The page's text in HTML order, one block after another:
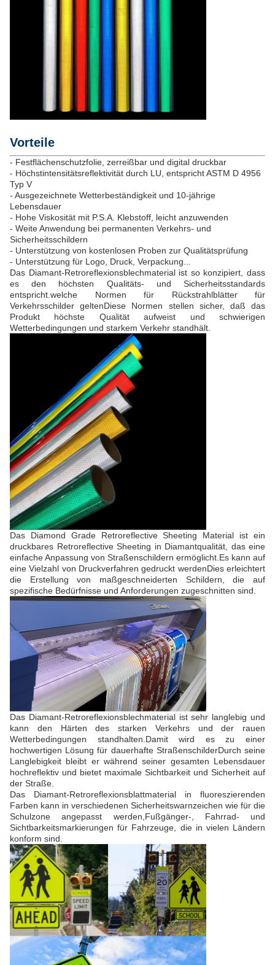
Vorteile
- Festflächenschutzfolie, zerreißbar und digital druckbar
- Höchstintensitätsreflektivität durch LU, entspricht ASTM D 4956
Typ V
- Ausgezeichnete Wetterbeständigkeit und 10-jährige
Lebensdauer
- Hohe Viskosität mit P.S.A. Klebstoff, leicht anzuwenden
- Weite Anwendung bei permanenten Verkehrs- und
Sicherheitsschildern
- Unterstützung von kostenlosen Proben zur Qualitätsprüfung
- Unterstützung für Logo, Druck, Verpackung...
Das Diamant-Retroreflexionsblechmaterial ist so konzipiert, dass
es den höchsten Qualitäts- und Sicherheitsstandards
entspricht.welche Normen für Rückstrahlblätter für
Verkehrsschilder geltenDiese Normen stellen sicher, daß das
Produkt höchste Qualität aufweist und schwierigen
Wetterbedingungen und starkem Verkehr standhält.
Das Diamond Grade Retroreflective Sheeting Material ist ein
druckbares Retroreflective Sheeting in Diamantqualität, das eine
einfache Anpassung von Straßenschildern ermöglicht.Es kann auf
eine Vielzahl von Druckverfahren gedruckt werdenDies erleichtert
die Erstellung von maßgeschneiderten Schildern, die auf
spezifische Bedürfnisse und Anforderungen zugeschnitten sind.
Das Diamant-Retroreflexionsblechmaterial ist sehr langlebig und
kann den Härten des starken Verkehrs und der rauen
Wetterbedingungen standhalten.Damit wird es zu einer
hochwertigen Lösung für dauerhafte StraßenschilderDurch seine
Langlebigkeit bleibt er während seiner gesamten Lebensdauer
hochreflektiv und bietet maximale Sichtbarkeit und Sicherheit auf
der Straße.
Das Diamant-Retroreflexionsblattmaterial in fluoreszierenden
Farben kann in verschiedenen Sicherheitswarnzeichen wie für die
Schulzone angepasst werden,Fußgänger-, Fahrrad- und
Sichtbarkeitsmarkierungen für Fahrzeuge, die in vielen Ländern
konform sind.